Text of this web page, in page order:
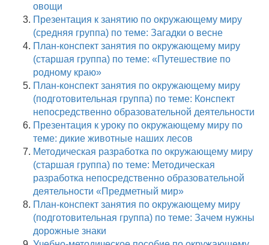
овощи
Презентация к занятию по окружающему миру
(средняя группа) по теме: Загадки о весне
План-конспект занятия по окружающему миру
(старшая группа) по теме: «Путешествие по
родному краю»
План-конспект занятия по окружающему миру
(подготовительная группа) по теме: Конспект
непосредственно образовательной деятельности
Презентация к уроку по окружающему миру по
теме: дикие животные наших лесов
Методическая разработка по окружающему миру
(старшая группа) по теме: Методическая
разработка непосредственно образовательной
деятельности «Предметный мир»
План-конспект занятия по окружающему миру
(подготовительная группа) по теме: Зачем нужны
дорожные знаки